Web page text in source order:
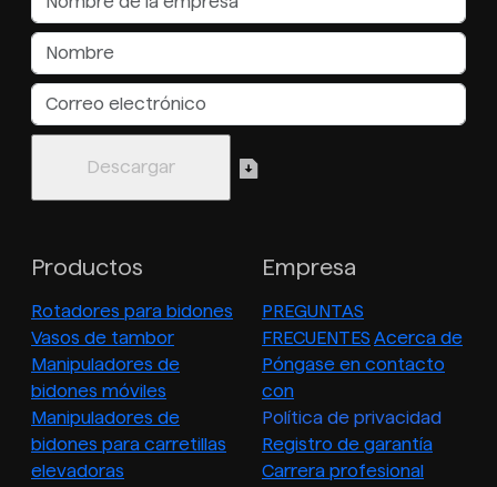
Productos
Rotadores para bidones
Vasos de tambor
Manipuladores de
bidones móviles
Manipuladores de
bidones para carretillas
elevadoras
Empresa
PREGUNTAS
FRECUENTES Acerca de
Póngase en contacto
con
Política de privacidad
Registro de garantía
Carrera profesional